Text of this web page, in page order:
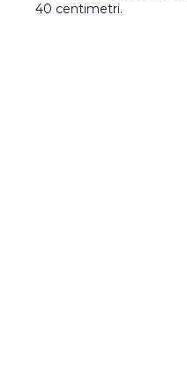
40 centimetri.